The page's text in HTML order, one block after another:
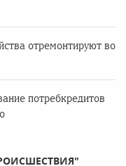
отремонтируют во
потребкредитов